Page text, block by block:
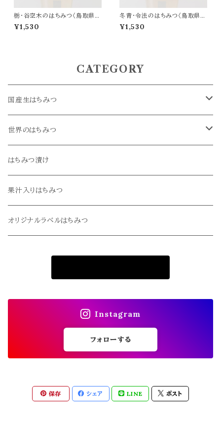
栃・谷空木のはちみつ〈鳥取県産
生はちみつ〉170g
¥1,530
冬青・令法のはちみつ〈鳥取県産
生はちみつ〉170g
¥1,530
CATEGORY
国産生はちみつ
菜の花・桜
蓮華・藤
栃・谷空木
冬青・令法
世界のはちみつ
アカシア
オレンジ
クローバー
果汁入りはちみつ
はちみつ漬け
果汁入りはちみつ
オリジナルラベルはちみつ
Instagram
フォローする
保存 シェア LINE ポスト